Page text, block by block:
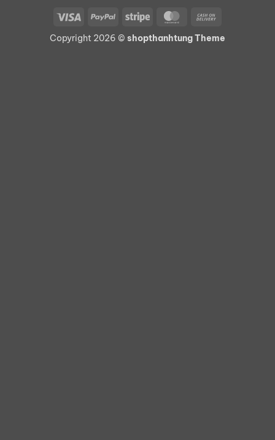
Visa PayPal Stripe MasterCard
Delivery
Copyright 2026 © shopthanhtung Theme